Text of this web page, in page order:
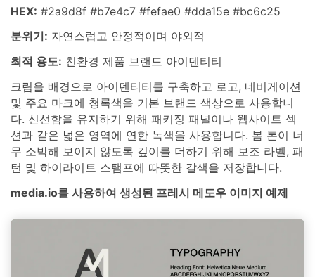
HEX: #2a9d8f #b7e4c7 #fefae0 #dda15e #bc6c25
분위기: 자연스럽고 안정적이며 야외적
최적 용도: 친환경 제품 브랜드 아이덴티티
크림을 배경으로 아이덴티티를 구축하고 로고, 네비게이션
및 주요 마크에 청록색을 기본 브랜드 색상으로 사용합니
다. 신선함을 유지하기 위해 패키징 패널이나 웹사이트 섹
션과 같은 넓은 영역에 연한 녹색을 사용합니다. 봄 톤이 너
무 소박해 보이지 않도록 깊이를 더하기 위해 보조 라벨, 패
턴 및 하이라이트 스탬프에 따뜻한 갈색을 저장합니다.
media.io를 사용하여 생성된 프레시 메도우 이미지 예제